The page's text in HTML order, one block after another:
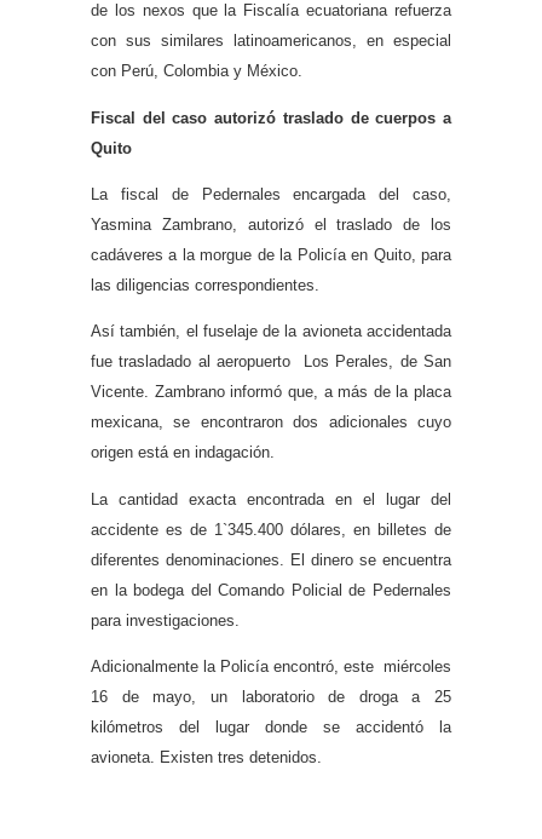
de los nexos que la Fiscalía ecuatoriana refuerza
con sus similares latinoamericanos, en especial
con Perú, Colombia y México.
Fiscal del caso autorizó traslado de cuerpos a
Quito
La fiscal de Pedernales encargada del caso,
Yasmina Zambrano, autorizó el traslado de los
cadáveres a la morgue de la Policía en Quito, para
las diligencias correspondientes.
Así también, el fuselaje de la avioneta accidentada
fue trasladado al aeropuerto Los Perales, de San
Vicente. Zambrano informó que, a más de la placa
mexicana, se encontraron dos adicionales cuyo
origen está en indagación.
La cantidad exacta encontrada en el lugar del
accidente es de 1`345.400 dólares, en billetes de
diferentes denominaciones. El dinero se encuentra
en la bodega del Comando Policial de Pedernales
para investigaciones.
Adicionalmente la Policía encontró, este miércoles
16 de mayo, un laboratorio de droga a 25
kilómetros del lugar donde se accidentó la
avioneta. Existen tres detenidos.